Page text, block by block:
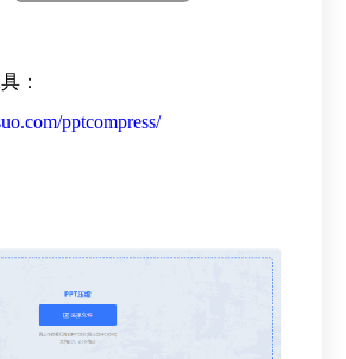
：
pptcompress/